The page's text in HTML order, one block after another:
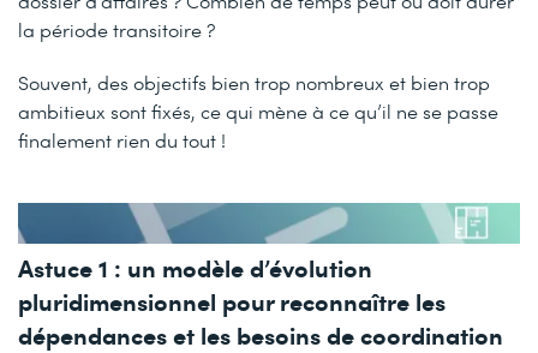
la période transitoire ?
Souvent, des objectifs bien trop nombreux et bien trop
ambitieux sont fixés, ce qui mène à ce qu’il ne se passe
finalement rien du tout !
Astuce 1 : un modèle d’évolution
pluridimensionnel pour reconnaître les
dépendances et les besoins de coordination